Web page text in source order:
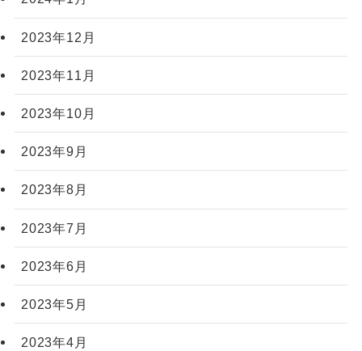
2023年12月
2023年11月
2023年10月
2023年9月
2023年8月
2023年7月
2023年6月
2023年5月
2023年4月